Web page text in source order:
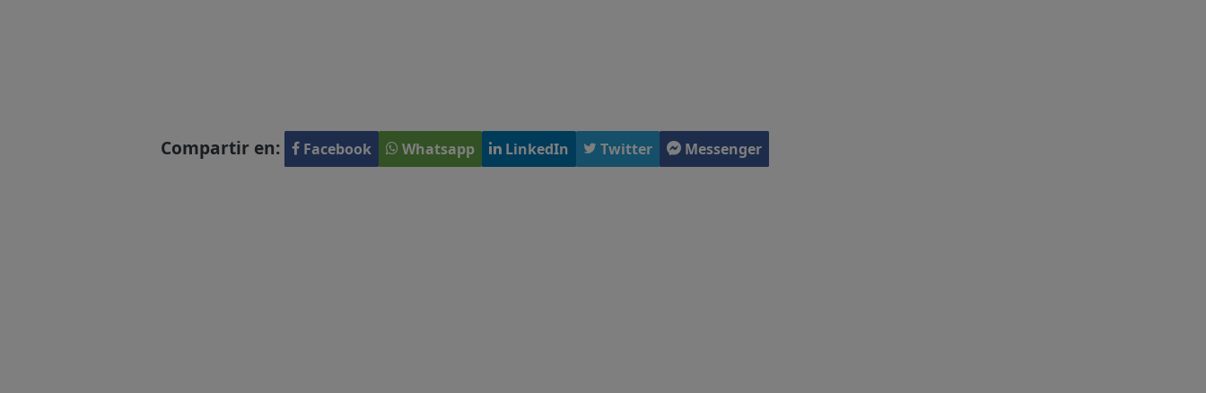
Compartir en: Facebook Whatsapp LinkedIn Twitter Messenger